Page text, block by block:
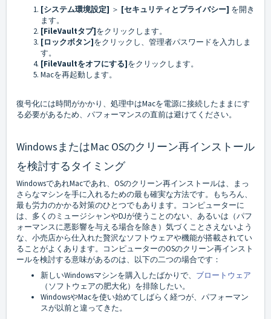
[システム環境設定] ＞ [セキュリティとプライバシー] を開き
ます。
[FileVaultタブ]をクリックします。
[ロックボタン]をクリックし、管理者パスワードを入力しま
す。
[FileVaultをオフにする]をクリックします。
Macを再起動します。
復号化には時間がかかり、処理中はMacを電源に接続したままにす
る必要があるため、パフォーマンスの直前は避けてください。
WindowsまたはMac OSのクリーン再インストール
を検討するタイミング
WindowsであれMacであれ、OSのクリーン再インストールは、まっ
さらなマシンを手に入れるための最も確実な方法です。もちろん、
最も労力のかかる対策のひとつでもあります。コンピューターに
は、多くのミュージシャンやDJが使うことのない、あるいは（パフ
ォーマンスに悪影響を与える場合を除き）気づくことさえないよう
な、小売店から仕入れた贅沢なソフトウェアや機能が搭載されてい
ることがよくあります。コンピューターのOSのクリーン再インスト
ールを検討する意味があるのは、以下の二つの場合です：
新しいWindowsマシンを購入したばかりで、 ブロートウェア
（ソフトウェアの肥大化）を排除したい。
WindowsやMacを使い始めてしばらく経つが、パフォーマン
スが以前と違ってきた。